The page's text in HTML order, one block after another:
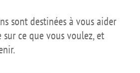
sont destinées à vous aider
ce que vous voulez, et